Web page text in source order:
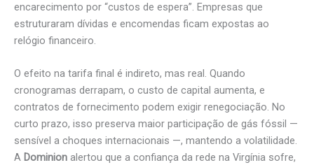
encarecimento por “custos de espera”. Empresas que
estruturaram dívidas e encomendas ficam expostas ao
relógio financeiro.
O efeito na tarifa final é indireto, mas real. Quando
cronogramas derrapam, o custo de capital aumenta, e
contratos de fornecimento podem exigir renegociação. No
curto prazo, isso preserva maior participação de gás fóssil —
sensível a choques internacionais —, mantendo a volatilidade.
A Dominion alertou que a confiança da rede na Virgínia sofre,